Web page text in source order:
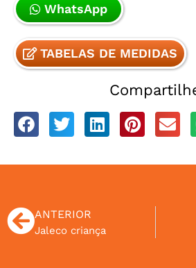
WhatsApp
TABELAS DE MEDIDAS
ANTERIOR
Jaleco criança